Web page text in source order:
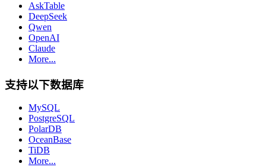
AskTable
DeepSeek
Qwen
OpenAI
Claude
More...
支持以下数据库
MySQL
PostgreSQL
PolarDB
OceanBase
TiDB
More...